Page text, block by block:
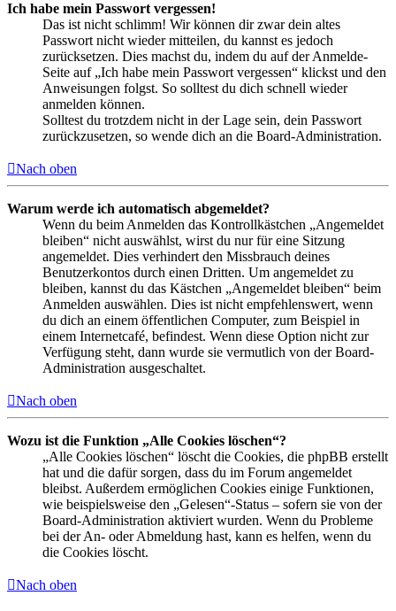
Ich habe mein Passwort vergessen!
Das ist nicht schlimm! Wir können dir zwar dein altes
Passwort nicht wieder mitteilen, du kannst es jedoch
zurücksetzen. Dies machst du, indem du auf der Anmelde-
Seite auf „Ich habe mein Passwort vergessen“ klickst und den
Anweisungen folgst. So solltest du dich schnell wieder
anmelden können.
Solltest du trotzdem nicht in der Lage sein, dein Passwort
zurückzusetzen, so wende dich an die Board-Administration.
Nach oben
Warum werde ich automatisch abgemeldet?
Wenn du beim Anmelden das Kontrollkästchen „Angemeldet
bleiben“ nicht auswählst, wirst du nur für eine Sitzung
angemeldet. Dies verhindert den Missbrauch deines
Benutzerkontos durch einen Dritten. Um angemeldet zu
bleiben, kannst du das Kästchen „Angemeldet bleiben“ beim
Anmelden auswählen. Dies ist nicht empfehlenswert, wenn
du dich an einem öffentlichen Computer, zum Beispiel in
einem Internetcafé, befindest. Wenn diese Option nicht zur
Verfügung steht, dann wurde sie vermutlich von der Board-
Administration ausgeschaltet.
Nach oben
Wozu ist die Funktion „Alle Cookies löschen“?
„Alle Cookies löschen“ löscht die Cookies, die phpBB erstellt
hat und die dafür sorgen, dass du im Forum angemeldet
bleibst. Außerdem ermöglichen Cookies einige Funktionen,
wie beispielsweise den „Gelesen“-Status – sofern sie von der
Board-Administration aktiviert wurden. Wenn du Probleme
bei der An- oder Abmeldung hast, kann es helfen, wenn du
die Cookies löscht.
Nach oben